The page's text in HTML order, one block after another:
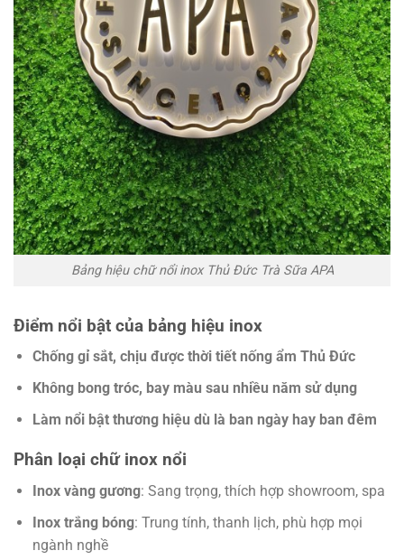
Bảng hiệu chữ nổi inox Thủ Đức Trà Sữa APA
Điểm nổi bật của bảng hiệu inox
Chống gỉ sắt, chịu được thời tiết nống ẩm Thủ Đức
Không bong tróc, bay màu sau nhiều năm sử dụng
Làm nổi bật thương hiệu dù là ban ngày hay ban đêm
Phân loại chữ inox nổi
Inox vàng gương: Sang trọng, thích hợp showroom, spa
Inox trắng bóng: Trung tính, thanh lịch, phù hợp mọi
ngành nghề